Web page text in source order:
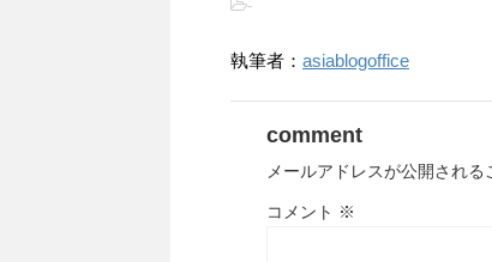
-
執筆者： asiablogoffice
comment
メールアドレスが公開される
コメント ※